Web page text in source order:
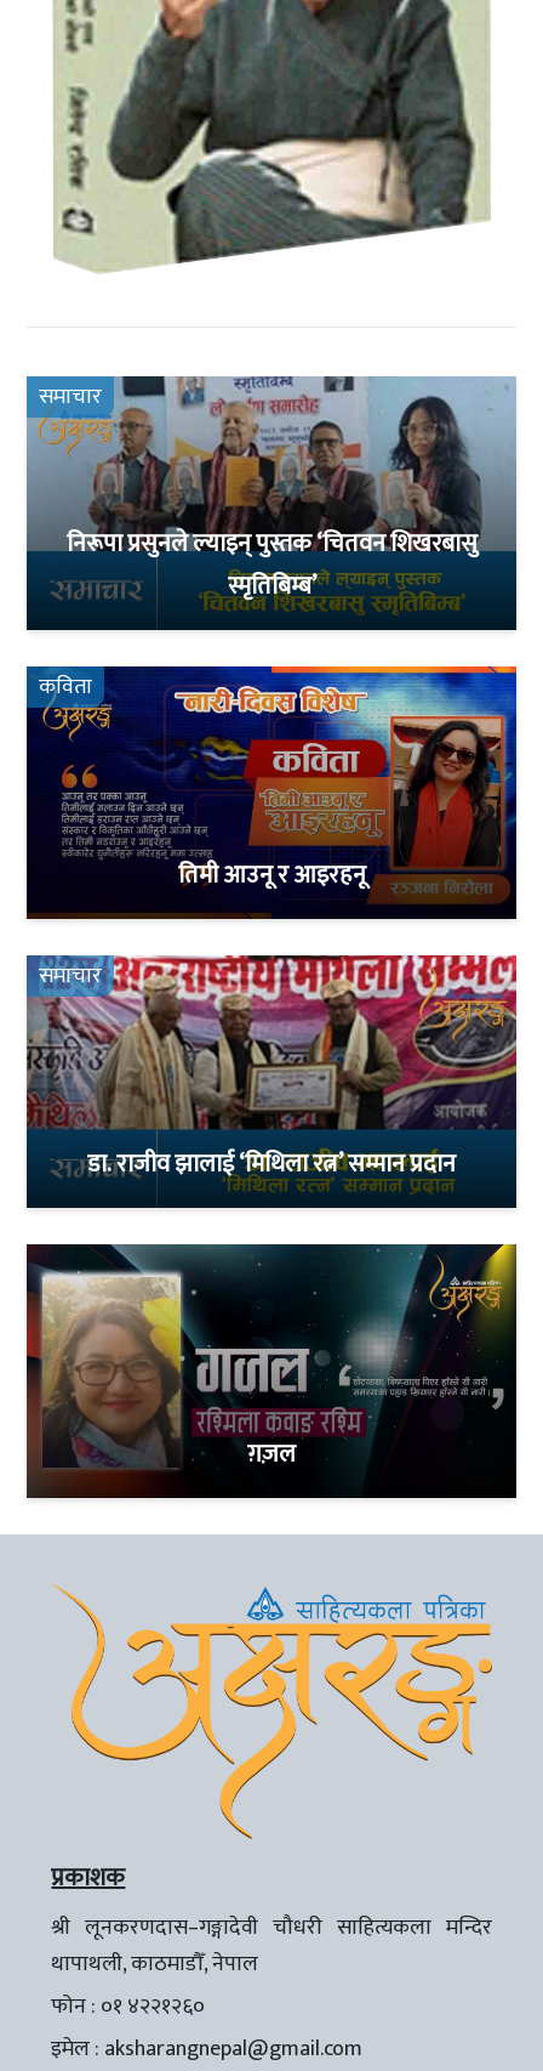
समाचार
निरूपा प्रसुनले ल्याइन् पुस्तक ‘चितवन शिखरबासु
स्मृतिबिम्ब’
कविता
तिमी आउनू र आइरहनू
समाचार
डा. राजीव झालाई ‘मिथिला रत्न’ सम्मान प्रदान
ग़ज़ल
प्रकाशक
श्री लूनकरणदास–गङ्गादेवी चौधरी साहित्यकला मन्दिर
थापाथली, काठमाडौँ, नेपाल
फोन : ०१ ४२२१२६०
इमेल : aksharangnepal@gmail.com